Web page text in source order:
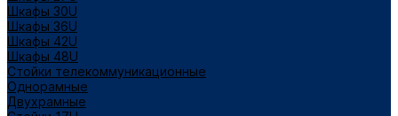
Шкафы 30U
Шкафы 36U
Шкафы 42U
Шкафы 48U
Стойки телекоммуникационные
Однорамные
Двухрамные